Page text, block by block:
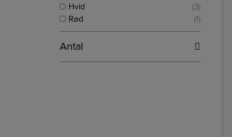
Hvid
(3)
Rød
(1)
Antal